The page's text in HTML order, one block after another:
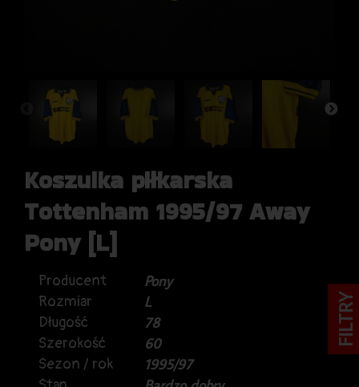
Koszulka piłkarska
Tottenham 1995/97 Away
Pony [L]
Producent
Pony
Rozmiar
L
Długość
78
Szerokość
60
Sezon / rok
1995/97
FILTRY